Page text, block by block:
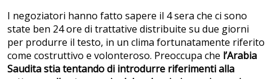
I negoziatori hanno fatto sapere il 4 sera che ci sono
state ben 24 ore di trattative distribuite su due giorni
per produrre il testo, in un clima fortunatamente riferito
come costruttivo e volonteroso. Preoccupa che l’Arabia
Saudita stia tentando di introdurre riferimenti alla